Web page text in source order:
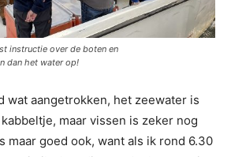
instructie over de boten en
dan het water op!
wat aangetrokken, het zeewater is
maar vissen is zeker nog
maar goed ook, want als ik rond 6.30